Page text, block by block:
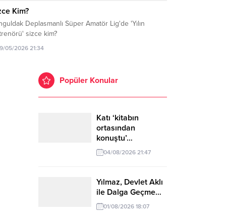
Kim?
Deplasmanlı Süper Amatör Lig'de 'Yılın
sizce kim?
05/2026 21:34
Popüler Konular
Katı ‘kitabın
ortasından
konuştu’…
04/08/2026 21:47
Yılmaz, Devlet Aklı
ile Dalga Geçme…
01/08/2026 18:07